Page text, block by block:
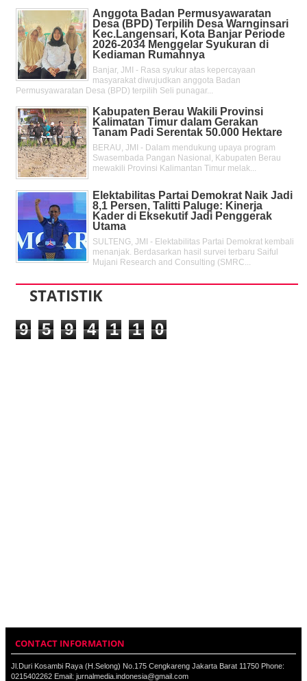
Anggota Badan Permusyawaratan
Desa (BPD) Terpilih Desa Warnginsari
Kec.Langensari, Kota Banjar Periode
2026-2034 Menggelar Syukuran di
Kediaman Rumahnya
Banjar, JMI - Rasa syukur atas kepercayaan
masyarakat diwujudkan anggota Badan
Permusyawaratan Desa (BPD) terpilih Seli punagar...
Kabupaten Berau Wakili Provinsi
Kalimatan Timur dalam Gerakan
Tanam Padi Serentak 50.000 Hektare
BERAU, JMI - Dalam mendukung upaya program
Swasembada Pangan Nasional, Kabupaten Berau
mewakili Provinsi Kalimantan Timur melak...
Elektabilitas Partai Demokrat Naik Jadi
8,1 Persen, Talitti Paluge: Kinerja
Kader di Eksekutif Jadi Penggerak
Utama
SULTENG, JMI - Elektabilitas Partai Demokrat kembali
menanjak. Berdasarkan hasil survei terbaru Saiful
Mujani Research and Consulting (SMRC...
STATISTIK
9 5 9 4 1 1 0
CONTACT INFORMATION
Jl.Duri Kosambi Raya (H.Selong) No.175 Cengkareng Jakarta Barat 11750 Phone:
0215402262 Email: jurnalmedia.indonesia@gmail.com